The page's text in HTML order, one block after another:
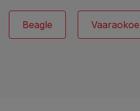
Beagle